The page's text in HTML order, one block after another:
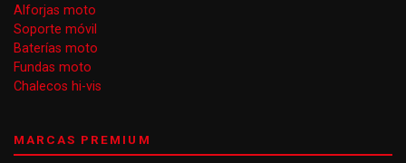
Alforjas moto
Soporte móvil
Baterías moto
Fundas moto
Chalecos hi-vis
MARCAS PREMIUM